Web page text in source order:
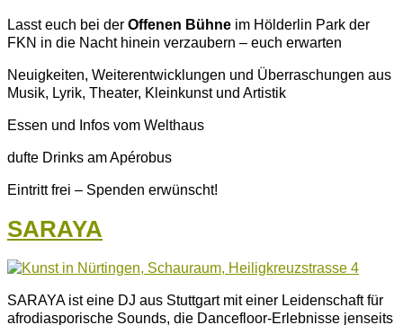
Lasst euch bei der Offenen Bühne im Hölderlin Park der
FKN in die Nacht hinein verzaubern – euch erwarten
Neuigkeiten, Weiterentwicklungen und Überraschungen aus
Musik, Lyrik, Theater, Kleinkunst und Artistik
Essen und Infos vom Welthaus
dufte Drinks am Apérobus
Eintritt frei – Spenden erwünscht!
SARAYA
SARAYA ist eine DJ aus Stuttgart mit einer Leidenschaft für
afrodiasporische Sounds, die Dancefloor-Erlebnisse jenseits